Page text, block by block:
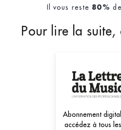
Il vous reste 80%
Pour lire la suite,
Abonnement
accédez à tous